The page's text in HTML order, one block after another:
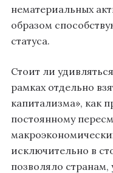
нематериальных
образом
статуса.
Стоит ли
рамках отдельно
капитализма», как
постоянному
исключительно в
позволяло